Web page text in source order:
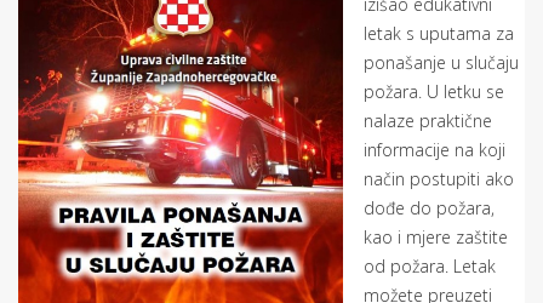
letak s uputama za
ponašanje u slučaju
požara. U letku se
nalaze praktične
informacije na koji
način postupiti ako
dođe do požara,
kao i mjere zaštite
od požara. Letak
možete preuzeti